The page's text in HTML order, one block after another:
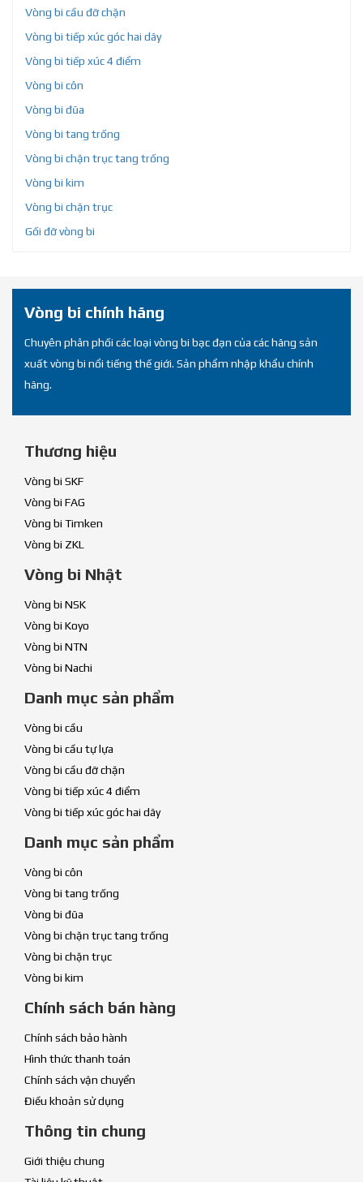
Vòng bi cầu đỡ chặn
Vòng bi tiếp xúc góc hai dãy
Vòng bi tiếp xúc 4 điểm
Vòng bi côn
Vòng bi đũa
Vòng bi tang trống
Vòng bi chặn trục tang trống
Vòng bi kim
Vòng bi chặn trục
Gối đỡ vòng bi
Vòng bi chính hãng
Chuyên phân phối các loại vòng bi bạc đạn của các hãng sản
xuất vòng bi nổi tiếng thế giới. Sản phẩm nhập khẩu chính
hãng.
Thương hiệu
Vòng bi SKF
Vòng bi FAG
Vòng bi Timken
Vòng bi ZKL
Vòng bi Nhật
Vòng bi NSK
Vòng bi Koyo
Vòng bi NTN
Vòng bi Nachi
Danh mục sản phẩm
Vòng bi cầu
Vòng bi cầu tự lựa
Vòng bi cầu đỡ chặn
Vòng bi tiếp xúc 4 điểm
Vòng bi tiếp xúc góc hai dãy
Danh mục sản phẩm
Vòng bi côn
Vòng bi tang trống
Vòng bi đũa
Vòng bi chặn trục tang trống
Vòng bi chặn trục
Vòng bi kim
Chính sách bán hàng
Chính sách bảo hành
Hình thức thanh toán
Chính sách vận chuyển
Điều khoản sử dụng
Thông tin chung
Giới thiệu chung